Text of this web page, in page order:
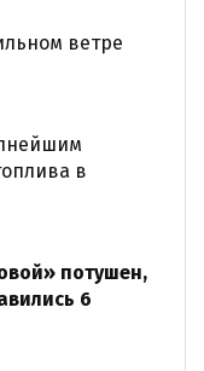
ветре
в
потушен,
6